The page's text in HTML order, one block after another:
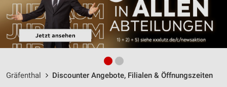
Gräfenthal Discounter Angebote, Filialen & Öffnungszeiten